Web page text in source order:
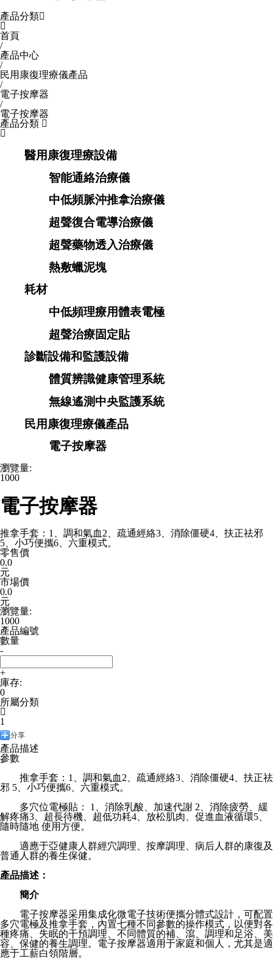
產品分類

首頁
/
產品中心
/
民用康復理療儀產品
/
電子按摩器
/
電子按摩器
產品分類 

醫用康復理療設備
智能通絡治療儀
中低頻脈沖推拿治療儀
超聲復合電導治療儀
超聲藥物透入治療儀
熱敷蠟泥塊
耗材
中低頻理療用體表電極
超聲治療固定貼
診斷設備和監護設備
體質辨識健康管理系統
無線遙測中央監護系統
民用康復理療儀產品
電子按摩器
瀏覽量:
1000
電子按摩器
推拿手套：1、調和氣血2、疏通經絡3、消除僵硬4、扶正祛邪
5、小巧便攜6、六重模式。
零售價
0.0
元
市場價
0.0
元
瀏覽量:
1000
產品編號
數量
-
+
庫存:
0
所屬分類

1
分享
產品描述
參數
推拿手套：1、調和氣血2、疏通經絡3、消除僵硬4、扶正祛
邪 5、小巧便攜6、六重模式。
多穴位電極貼： 1、消除乳酸、加速代謝 2、消除疲勞、緩
解疼痛3、超長待機、超低功耗4、放松肌肉、促進血液循環5、
隨時隨地 使用方便。
適應于亞健康人群經穴調理、按摩調理、病后人群的康復及
普通人群的養生保健。
產品描述：
簡介
電子按摩器采用集成化微電子技術便攜分體式設計，可配置
多穴電極及推拿手套，內置七種不同參數的操作模式，以便對各
種疼痛、失眠的干預調理、不同體質的補、瀉、調理和足浴、美
容、保健的養生調理。電子按摩器適用于家庭和個人，尤其是適
應于工薪白領階層。